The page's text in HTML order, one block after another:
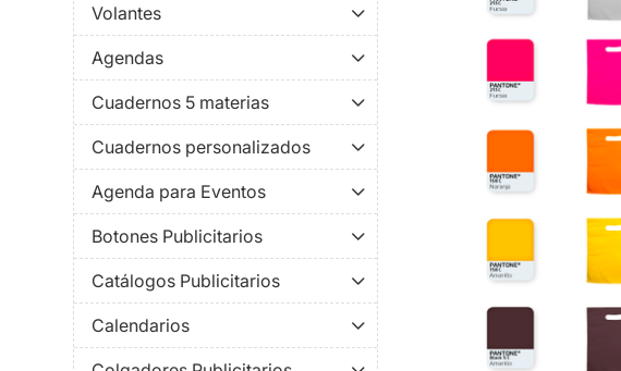
Volantes
Agendas
Cuadernos 5 materias
Cuadernos personalizados
Agenda para Eventos
Botones Publicitarios
Catálogos Publicitarios
Calendarios